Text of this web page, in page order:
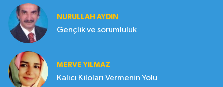
NURULLAH AYDIN
Gençlik ve sorumluluk
MERVE YILMAZ
Kalıcı Kiloları Vermenin Yolu